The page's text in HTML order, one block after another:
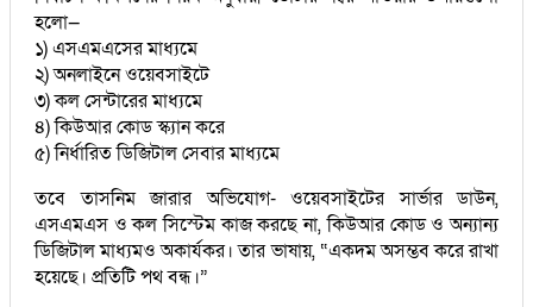
হলো—
১) এসএমএসের মাধ্যমে
২) অনলাইনে ওয়েবসাইটে
৩) কল সেন্টারের মাধ্যমে
৪) কিউআর কোড স্ক্যান করে
৫) নির্ধারিত ডিজিটাল সেবার মাধ্যমে
তবে তাসনিম জারার অভিযোগ- ওয়েবসাইটের সার্ভার ডাউন,
এসএমএস ও কল সিস্টেম কাজ করছে না, কিউআর কোড ও অন্যান্য
ডিজিটাল মাধ্যমও অকার্যকর। তার ভাষায়, “একদম অসম্ভব করে রাখা
হয়েছে। প্রতিটি পথ বন্ধ।”